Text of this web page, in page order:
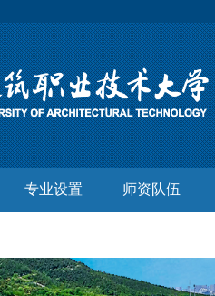
专业设置 师资队伍